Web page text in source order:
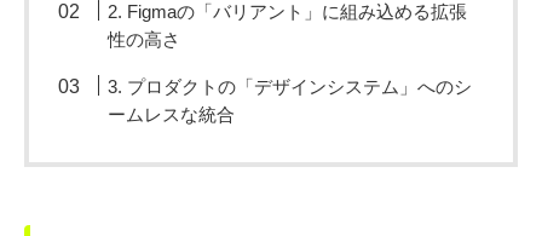
2. Figmaの「バリアント」に組み込める拡張
性の高さ
3. プロダクトの「デザインシステム」へのシ
ームレスな統合